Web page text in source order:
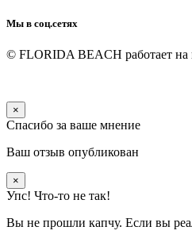
Мы в соц.сетях
© FLORIDA BEACH работает
×
Спасибо за ваше мнение
Ваш отзыв опубликован
×
Упс! Что-то не так!
Вы не прошли капчу. Если вы